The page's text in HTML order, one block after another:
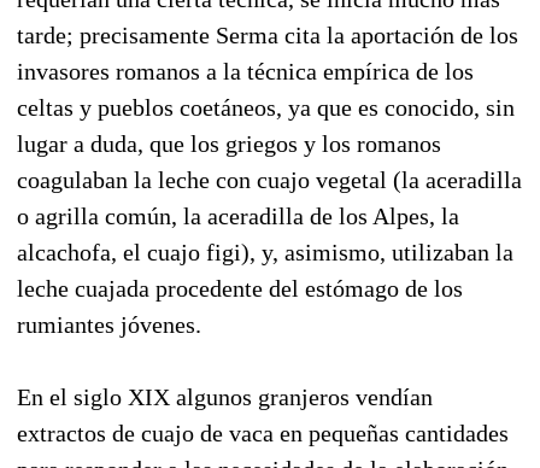
tarde; precisamente Serma cita la aportación de los
invasores romanos a la técnica empírica de los
celtas y pueblos coetáneos, ya que es conocido, sin
lugar a duda, que los griegos y los romanos
coagulaban la leche con cuajo vegetal (la aceradilla
o agrilla común, la aceradilla de los Alpes, la
alcachofa, el cuajo figi), y, asimismo, utilizaban la
leche cuajada procedente del estómago de los
rumiantes jóvenes.
En el siglo XIX algunos granjeros vendían
extractos de cuajo de vaca en pequeñas cantidades